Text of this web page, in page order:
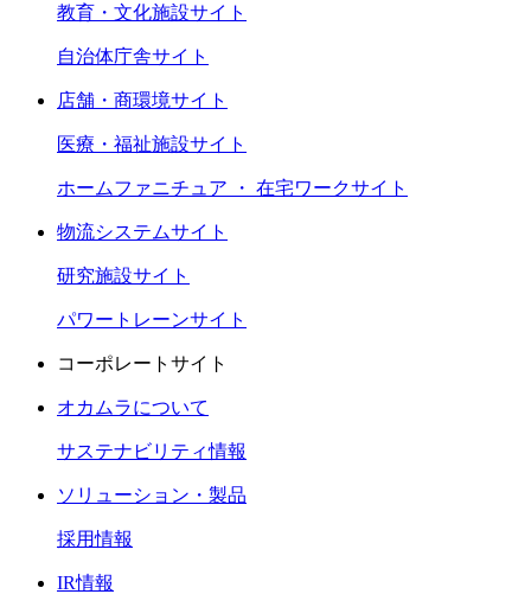
教育・文化施設サイト
自治体庁舎サイト
店舗・商環境サイト
医療・福祉施設サイト
ホームファニチュア ・ 在宅ワークサイト
物流システムサイト
研究施設サイト
パワートレーンサイト
コーポレートサイト
オカムラについて
サステナビリティ情報
ソリューション・製品
採用情報
IR情報